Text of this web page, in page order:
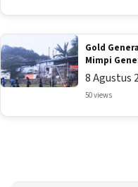
Gold
Mimpi
8 Agustus
50 views